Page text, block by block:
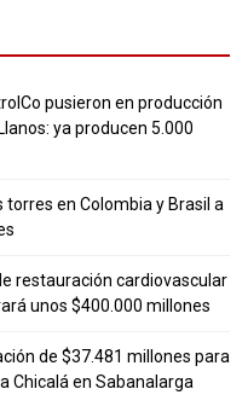
pusieron en producción
ya producen 5.000
torres en Colombia y Brasil a
restauración cardiovascular
unos $400.000 millones
de $37.481 millones para
Chicalá en Sabanalarga